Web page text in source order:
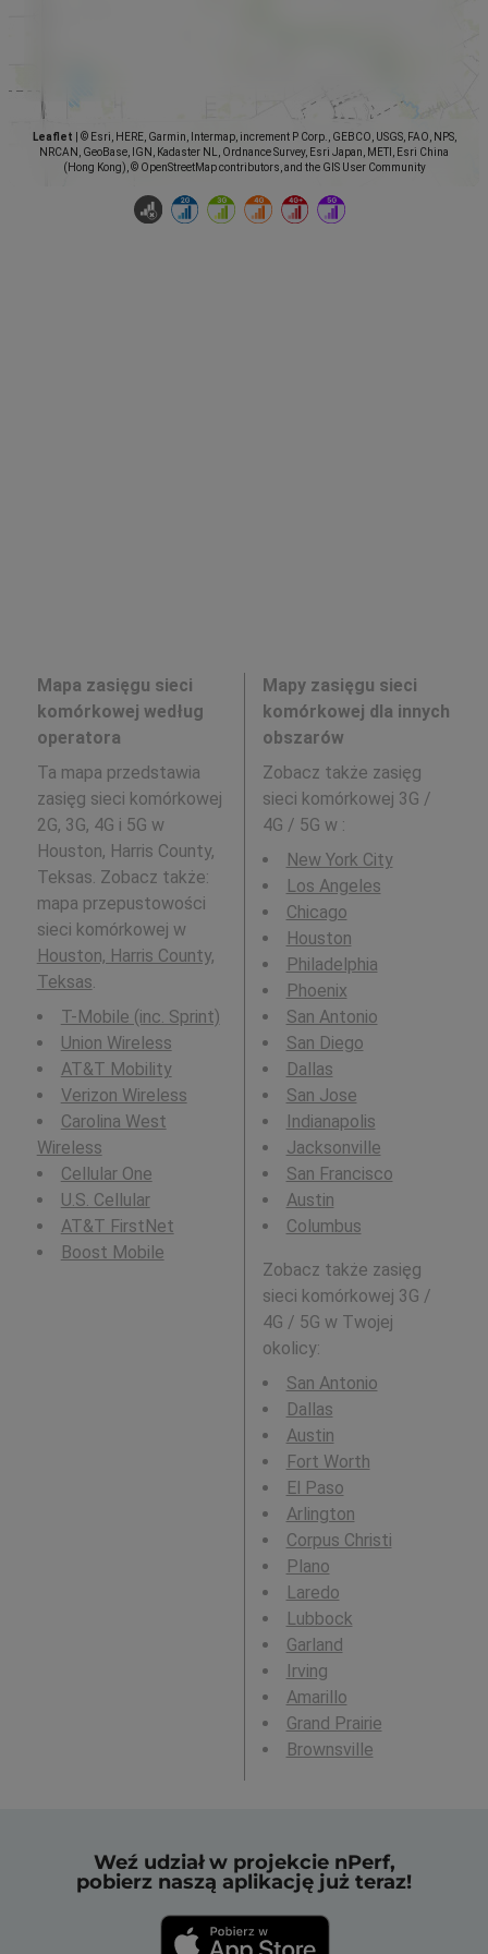
Leaflet
© Esri, HERE, Garmin, Intermap, increment P Corp., GEBCO, USGS, FAO, NPS,
NRCAN, GeoBase, IGN, Kadaster NL, Ordnance Survey, Esri Japan, METI, Esri China
(Hong Kong), © OpenStreetMap contributors, and the GIS User Community
Mapa zasięgu sieci
komórkowej według
operatora
Ta mapa przedstawia
zasięg sieci komórkowej
2G, 3G, 4G i 5G w
Houston, Harris County,
Teksas. Zobacz także:
mapa przepustowości
sieci komórkowej w
Houston, Harris County,
Teksas.
T-Mobile (inc. Sprint)
Union Wireless
AT&T Mobility
Verizon Wireless
Carolina West
Wireless
Cellular One
U.S. Cellular
AT&T FirstNet
Boost Mobile
Mapy zasięgu sieci
komórkowej dla innych
obszarów
Zobacz także zasięg
sieci komórkowej 3G /
4G / 5G w :
New York City
Los Angeles
Chicago
Houston
Philadelphia
Phoenix
San Antonio
San Diego
Dallas
San Jose
Indianapolis
Jacksonville
San Francisco
Austin
Columbus
Zobacz także zasięg
sieci komórkowej 3G /
4G / 5G w Twojej
okolicy:
San Antonio
Dallas
Austin
Fort Worth
El Paso
Arlington
Corpus Christi
Plano
Laredo
Lubbock
Garland
Irving
Amarillo
Grand Prairie
Brownsville
Weź udział w projekcie nPerf,
pobierz naszą aplikację już teraz!